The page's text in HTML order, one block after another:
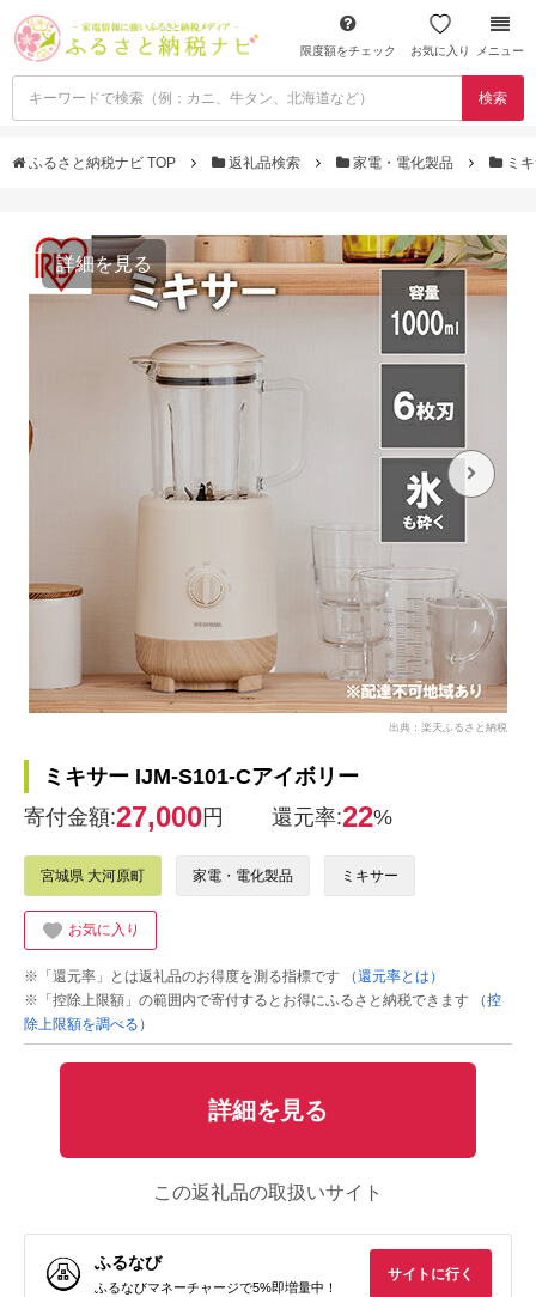
限度額をチェック お気に入り メニュー
検索
ふるさと納税ナビ TOP 返礼品検索 家電・電化製品 ミ
詳細を見る
出典：楽天ふるさと納税
ミキサー IJM-S101-Cアイボリー
寄付金額:27,000円 還元率:22%
宮城県 大河原町 家電・電化製品 ミキサー
お気に入り
※「還元率」とは返礼品のお得度を測る指標です
（還元率とは）
※「控除上限額」の範囲内で寄付するとお得にふるさと納税できます
（控
除上限額を調べる）
詳細を見る
この返礼品の取扱いサイト
ふるなび
ふるなびマネーチャージで5%即増量中！
サイトに行く